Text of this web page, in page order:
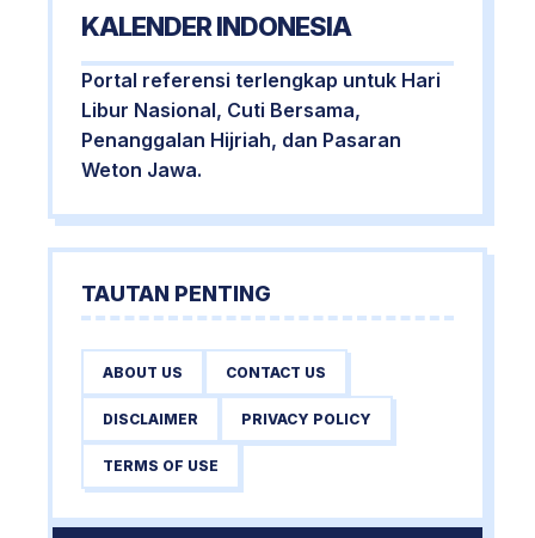
KALENDER INDONESIA
Portal referensi terlengkap untuk Hari
Libur Nasional, Cuti Bersama,
Penanggalan Hijriah, dan Pasaran
Weton Jawa.
TAUTAN PENTING
ABOUT US CONTACT US
DISCLAIMER PRIVACY POLICY
TERMS OF USE